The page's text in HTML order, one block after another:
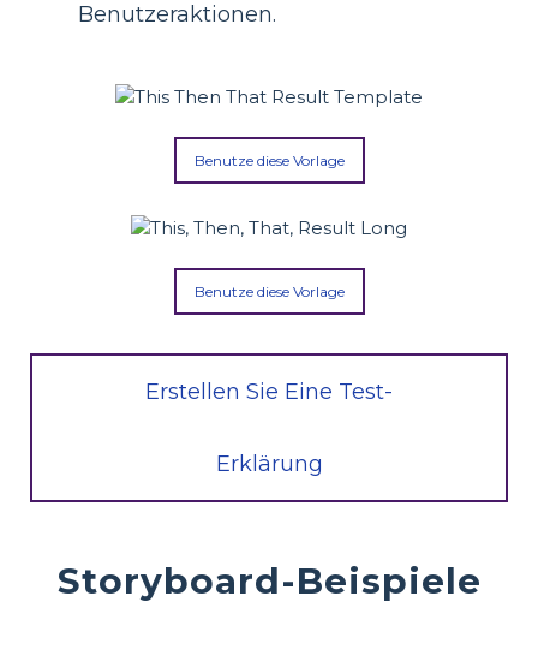
Benutzeraktionen.
Benutze diese Vorlage
Benutze diese Vorlage
Erstellen Sie Eine Test-
Erklärung
Storyboard-Beispiele